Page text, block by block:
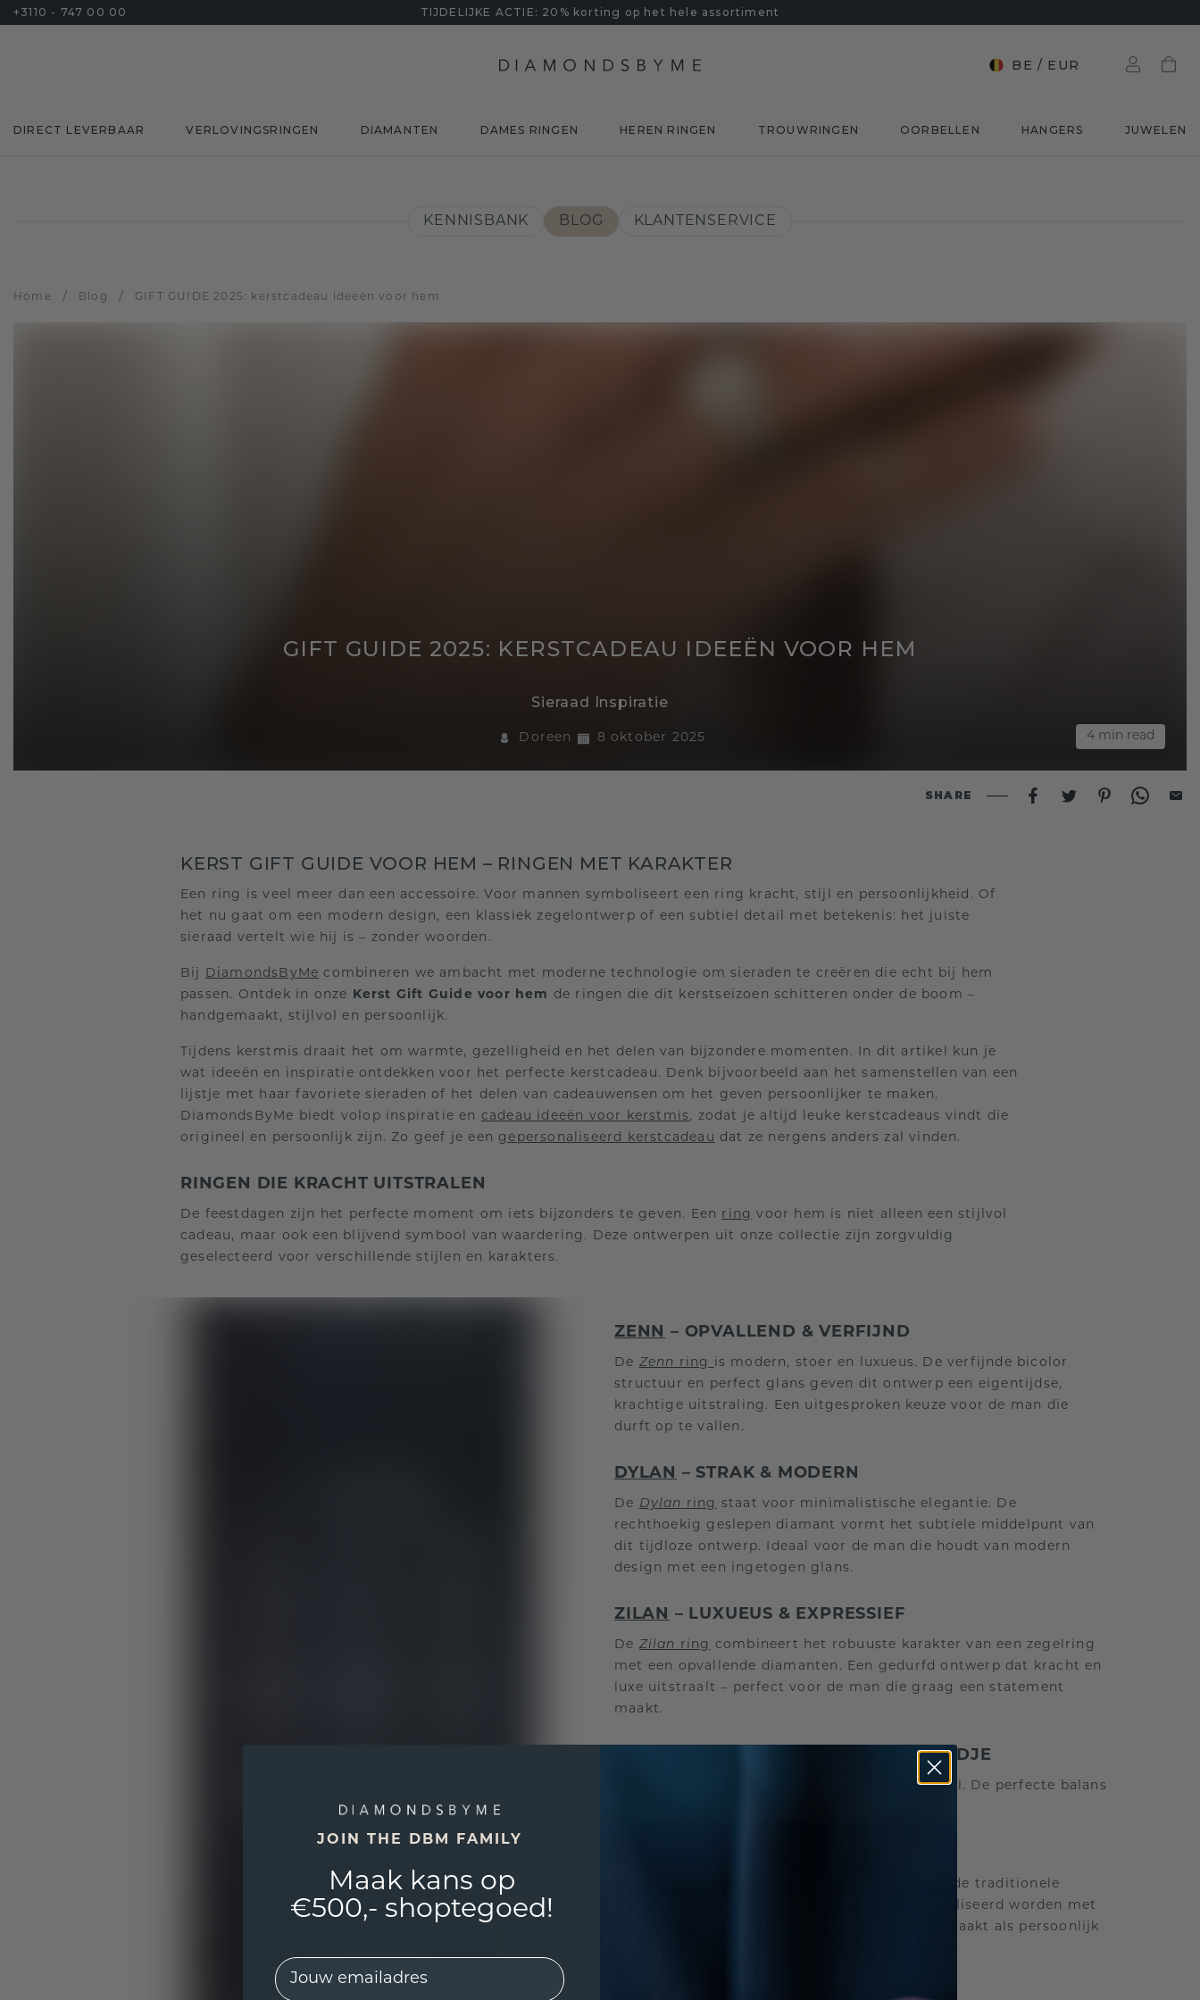
+3110 - 747 00 00 TIJDELIJKE ACTIE: 20% korting op het hele assortiment
BE / EUR
DIRECT LEVERBAAR VERLOVINGSRINGEN DIAMANTEN DAMES RINGEN HEREN RINGEN TROUWRINGEN OORBELLEN HANGERS JUWELEN
KENNISBANK BLOG KLANTENSERVICE
Home / Blog / GIFT GUIDE 2025: kerstcadeau ideeën voor hem
4 min read
GIFT GUIDE 2025: KERSTCADEAU IDEEËN VOOR HEM
Sieraad Inspiratie
Doreen 8 oktober 2025
SHARE
KERST GIFT GUIDE VOOR HEM – RINGEN MET KARAKTER
Een ring is veel meer dan een accessoire. Voor mannen symboliseert een ring kracht, stijl en persoonlijkheid. Of
het nu gaat om een modern design, een klassiek zegelontwerp of een subtiel detail met betekenis: het juiste
sieraad vertelt wie hij is – zonder woorden.
Bij DiamondsByMe combineren we ambacht met moderne technologie om sieraden te creëren die echt bij hem
passen. Ontdek in onze Kerst Gift Guide voor hem de ringen die dit kerstseizoen schitteren onder de boom –
handgemaakt, stijlvol en persoonlijk.
Tijdens kerstmis draait het om warmte, gezelligheid en het delen van bijzondere momenten. In dit artikel kun je
wat ideeën en inspiratie ontdekken voor het perfecte kerstcadeau. Denk bijvoorbeeld aan het samenstellen van een
lijstje met haar favoriete sieraden of het delen van cadeauwensen om het geven persoonlijker te maken.
DiamondsByMe biedt volop inspiratie en cadeau ideeën voor kerstmis , zodat je altijd leuke kerstcadeaus vindt die
origineel en persoonlijk zijn. Zo geef je een gepersonaliseerd kerstcadeau dat ze nergens anders zal vinden.
RINGEN DIE KRACHT UITSTRALEN
De feestdagen zijn het perfecte moment om iets bijzonders te geven. Een ring voor hem is niet alleen een stijlvol
cadeau, maar ook een blijvend symbool van waardering. Deze ontwerpen uit onze collectie zijn zorgvuldig
geselecteerd voor verschillende stijlen en karakters.
ZENN – OPVALLEND & VERFIJND
De Zenn ring is modern, stoer en luxueus. De verfijnde bicolor
structuur en perfect glans geven dit ontwerp een eigentijdse,
krachtige uitstraling. Een uitgesproken keuze voor de man die
durft op te vallen.
DYLAN – STRAK & MODERN
De Dylan ring staat voor minimalistische elegantie. De
rechthoekig geslepen diamant vormt het subtiele middelpunt van
dit tijdloze ontwerp. Ideaal voor de man die houdt van modern
design met een ingetogen glans.
ZILAN – LUXUEUS & EXPRESSIEF
De Zilan ring
combineert het robuuste karakter van een zegelring
met een opvallende diamanten. Een gedurfd ontwerp dat kracht en
luxe uitstraalt – perfect voor de man die graag een statement
maakt.
– STOER MET EEN KLASSIEK RANDJE
heeft een grafisch, krachtig profiel. De perfecte balans
is een moderne interpretatie van de traditionele
zegelring. De gladde bovenkant kan gepersonaliseerd worden met
een gravure of initialen, wat deze ring ideaal maakt als persoonlijk
JOIN THE DBM FAMILY
Maak kans op
€500,- shoptegoed!
EMail